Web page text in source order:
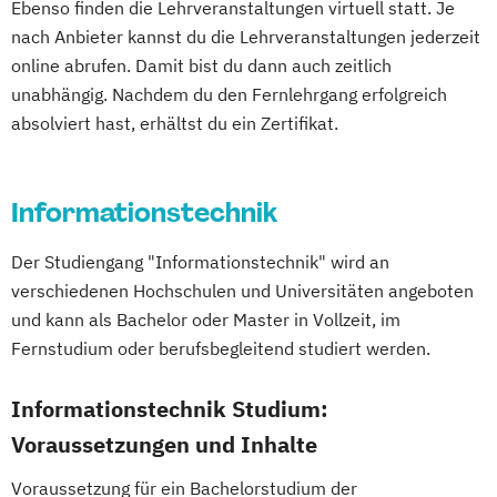
Kommunikationsdesign
Kunststofftechnik
Lebensmittelverfahrenstechnik
Mathematik für Studierende
Mathematik für Studierende
wirtschaftswissenschaftlicher Fächer
Mechatronik
Mediengestaltung
Mensch-Computer-Interaktion
Nachhaltiges Design
Nationale und internationale Zertifizierung
Digital Human Resource Manager*in
Digital Marketing Manager*in
Digital Transformation
Energie- und Umwelttechnik
Englisch Sprachkurs A2
Englisch Sprachkurs B1
Englisch Sprachkurs B2
English for Professional Purposes A2
English for Professional Purposes B2
English for Professional Purposes C1
English for Professional Purposes C2
Ebenso finden die Lehrveranstaltungen virtuell statt. Je
nach Anbieter kannst du die Lehrveranstaltungen jederzeit
online abrufen. Damit bist du dann auch zeitlich
unabhängig. Nachdem du den Fernlehrgang erfolgreich
absolviert hast, erhältst du ein Zertifikat.
Informationstechnik
Der Studiengang "Informationstechnik" wird an
verschiedenen Hochschulen und Universitäten angeboten
und kann als Bachelor oder Master in Vollzeit, im
Fernstudium oder berufsbegleitend studiert werden.
Informationstechnik Studium:
Voraussetzungen und Inhalte
Voraussetzung für ein Bachelorstudium der